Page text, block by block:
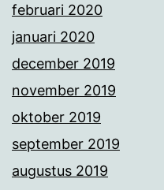
februari 2020
januari 2020
december 2019
november 2019
oktober 2019
september 2019
augustus 2019